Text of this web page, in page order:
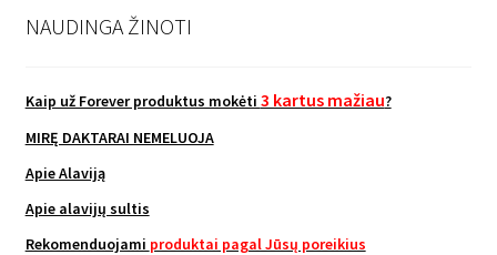
NAUDINGA ŽINOTI
Kaip už Forever produktus mokėti 3 kartus mažiau?
MIRĘ DAKTARAI NEMELUOJA
Apie Alaviją
Apie alavijų sultis
Rekomenduojami produktai pagal Jūsų poreikius